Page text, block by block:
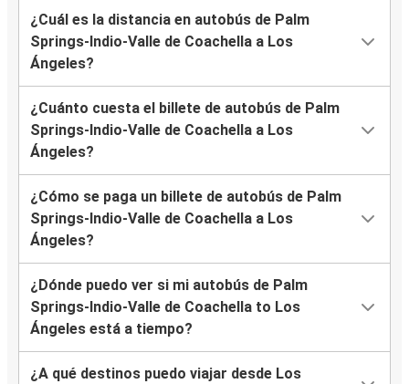
¿Cuál es la distancia en autobús de Palm
Springs-Indio-Valle de Coachella a Los
Ángeles?
¿Cuánto cuesta el billete de autobús de Palm
Springs-Indio-Valle de Coachella a Los
Ángeles?
¿Cómo se paga un billete de autobús de Palm
Springs-Indio-Valle de Coachella a Los
Ángeles?
¿Dónde puedo ver si mi autobús de Palm
Springs-Indio-Valle de Coachella to Los
Ángeles está a tiempo?
¿A qué destinos puedo viajar desde Los